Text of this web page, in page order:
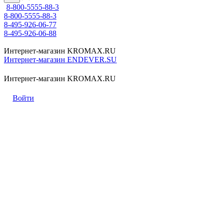
8-800-5555-88-3
8-800-5555-88-3
8-495-926-06-77
8-495-926-06-88
Интернет-магазин KROMAX.RU
Интернет-магазин ENDEVER.SU
Интернет-магазин KROMAX.RU
Войти